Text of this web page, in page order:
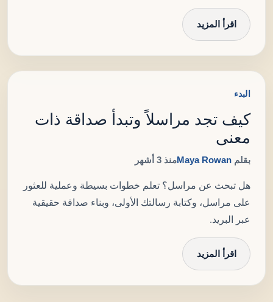
اقرأ المزيد
البدء
كيف تجد مراسلاً وتبدأ صداقة ذات
معنى
بقلم Maya Rowanمنذ 3 أشهر
هل تبحث عن مراسل؟ تعلم خطوات بسيطة وعملية للعثور
على مراسل، وكتابة رسالتك الأولى، وبناء صداقة حقيقية
عبر البريد.
اقرأ المزيد